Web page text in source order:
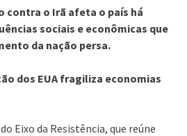
contra o Irã afeta o país há
sociais e econômicas que
da nação persa.
dos EUA fragiliza economias
Eixo da Resistência, que reúne